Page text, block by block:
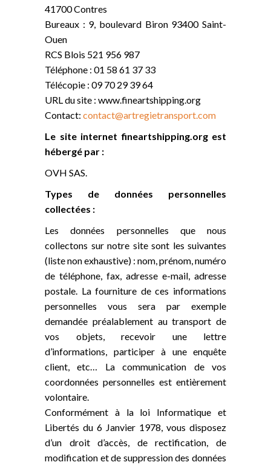
41700 Contres
Bureaux : 9, boulevard Biron 93400 Saint-
Ouen
RCS Blois 521 956 987
Téléphone : 01 58 61 37 33
Télécopie : 09 70 29 39 64
URL du site : www.fineartshipping.org
Contact: contact@artregietransport.com
Le site internet fineartshipping.org est
hébergé par :
OVH SAS.
Types de données personnelles
collectées :
Les données personnelles que nous
collectons sur notre site sont les suivantes
(liste non exhaustive) : nom, prénom, numéro
de téléphone, fax, adresse e-mail, adresse
postale. La fourniture de ces informations
personnelles vous sera par exemple
demandée préalablement au transport de
vos objets, recevoir une lettre
d’informations, participer à une enquête
client, etc… La communication de vos
coordonnées personnelles est entièrement
volontaire.
Conformément à la loi Informatique et
Libertés du 6 Janvier 1978, vous disposez
d’un droit d’accès, de rectification, de
modification et de suppression des données